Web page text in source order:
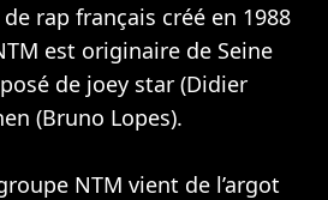
rap français créé en 1988
est originaire de Seine
de joey star (Didier
(Bruno Lopes).
NTM vient de l’argot